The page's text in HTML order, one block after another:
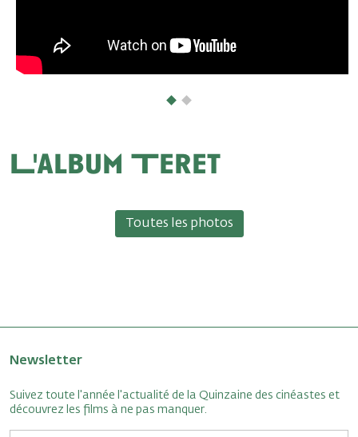
L'album Teret
Toutes les photos
Newsletter
Suivez toute l'année l'actualité de la Quinzaine des cinéastes et
découvrez les films à ne pas manquer.